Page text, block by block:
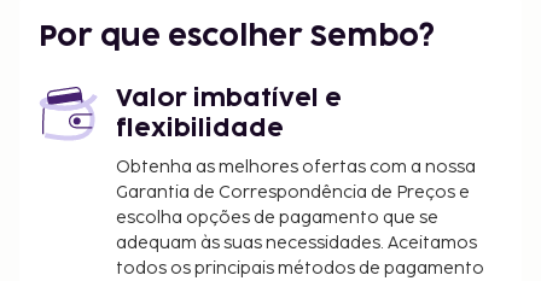
Por que escolher Sembo?
Valor imbatível e
flexibilidade
Obtenha as melhores ofertas com a nossa
Garantia de Correspondência de Preços e
escolha opções de pagamento que se
adequam às suas necessidades. Aceitamos
todos os principais métodos de pagamento